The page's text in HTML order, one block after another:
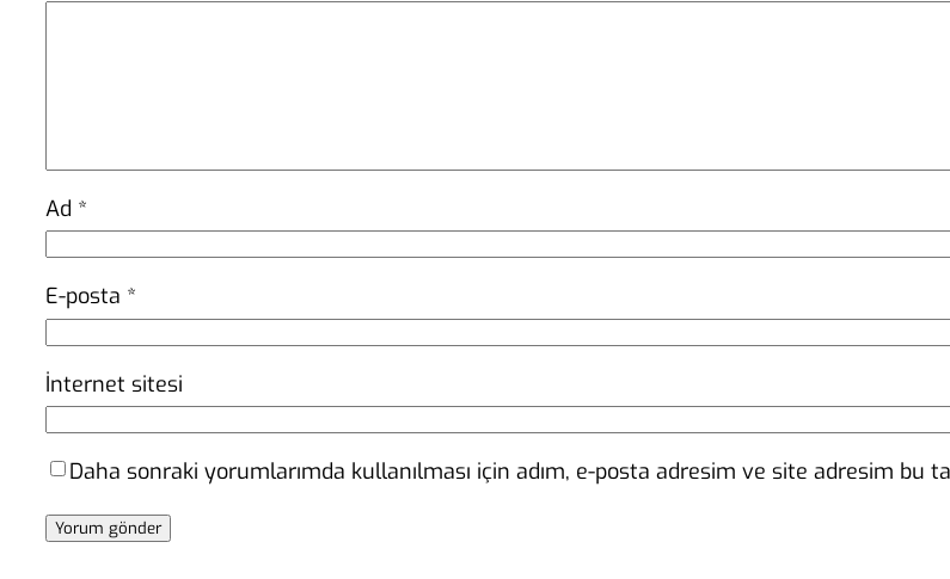
Ad *
E-posta *
İnternet sitesi
Daha sonraki yorumlarımda kullanılması için adım, e-posta adresim ve site adresim bu